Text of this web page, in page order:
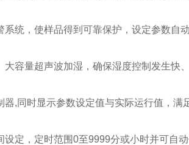
系统，使样品得到可靠保护，设定参数自
大容量超声波加湿，确保湿度控制发生快
器,同时显示参数设定值与实际运行值，满
设定，定时范围0至9999分或小时并可自